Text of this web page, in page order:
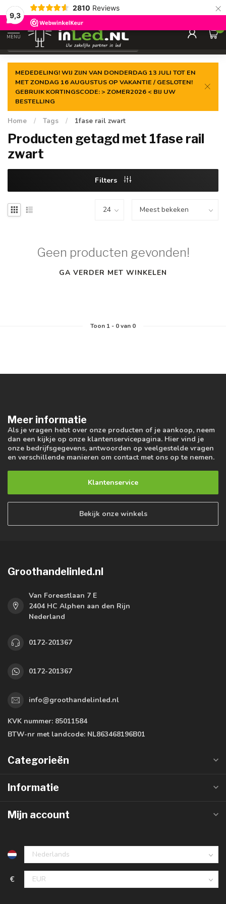
9,3
2810 Reviews ×
Gegarandeerde delaagste prijs
MENU
0
MEDEDELING! WIJ ZIJN VAN DONDERDAG 13 JULI TOT EN
MET ZONDAG 16 AUGUSTUS OP VAKANTIE / GESLOTEN!
GEBRUIK KORTINGSCODE: > ZOMER2026 < BIJ UW
BESTELLING
Home / Tags / 1fase rail zwart
Producten getagd met 1fase rail
zwart
Filters
Geen producten gevonden!
GA VERDER MET WINKELEN
Toon 1- 0van 0
Meer informatie
Als je vragen hebt over onze producten of je aankoop, neem
dan een kijkje op onze klantenservicepagina. Hier vind je
onze bedrijfsgegevens, antwoorden op veelgestelde vragen
en verschillende manieren om contact met ons op te nemen.
Klantenservice
Bekijk onze winkels
Groothandelinled.nl
Van Foreestlaan 7 E
2404 HC Alphen aan den Rijn
Nederland
0172-201367
0172-201367
info@groothandelinled.nl
KVK nummer: 85011584
BTW-nr met landcode: NL863468196B01
Categorieën
Informatie
Mijn account
€